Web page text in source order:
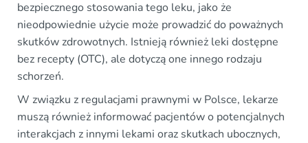
bezpiecznego stosowania tego leku, jako że
nieodpowiednie użycie może prowadzić do poważnych
skutków zdrowotnych. Istnieją również leki dostępne
bez recepty (OTC), ale dotyczą one innego rodzaju
schorzeń.
W związku z regulacjami prawnymi w Polsce, lekarze
muszą również informować pacjentów o potencjalnych
interakcjach z innymi lekami oraz skutkach ubocznych,